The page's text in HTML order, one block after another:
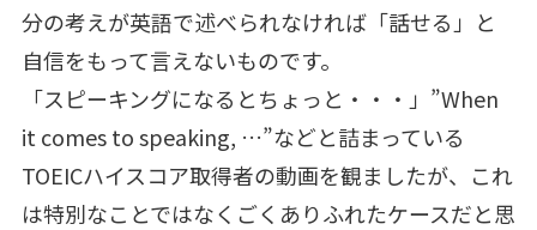
分の考えが英語で述べられなければ「話せる」と
自信をもって言えないものです。
「スピーキングになるとちょっと・・・」”When
it comes to speaking, …”などと詰まっている
TOEICハイスコア取得者の動画を観ましたが、これ
は特別なことではなくごくありふれたケースだと思